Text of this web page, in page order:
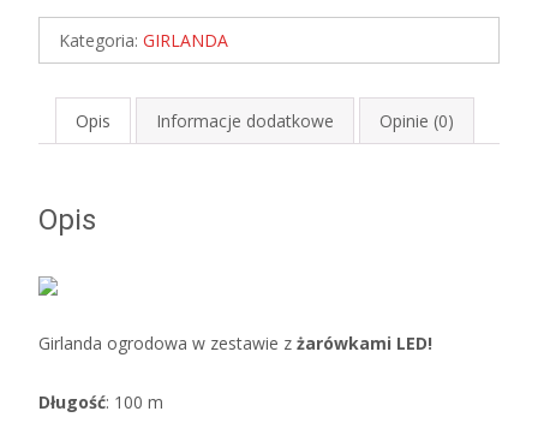
+
E27
5W
CIEPŁE
Kategoria: GIRLANDA
Opis Informacje dodatkowe Opinie (0)
Opis
Girlanda ogrodowa w zestawie z żarówkami LED!
Długość: 100 m